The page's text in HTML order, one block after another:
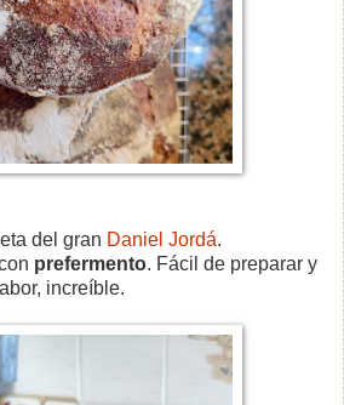
del gran Daniel Jordá.
prefermento. Fácil de preparar y
increíble.